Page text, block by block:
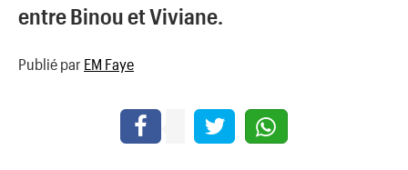
entre Binou et Viviane.
Publié par EM Faye